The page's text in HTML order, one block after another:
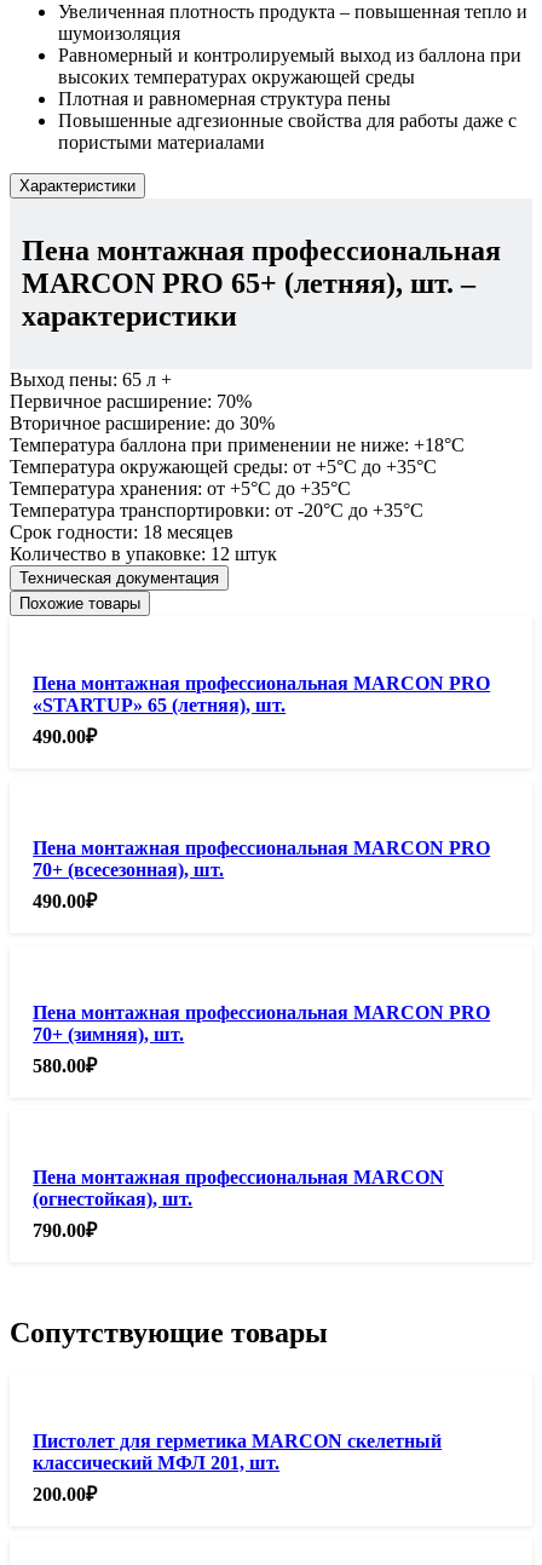
Увеличенная плотность продукта – повышенная тепло и
шумоизоляция
Равномерный и контролируемый выход из баллона при
высоких температурах окружающей среды
Плотная и равномерная структура пены
Повышенные адгезионные свойства для работы даже с
пористыми материалами
Характеристики
Пена монтажная профессиональная
MARCON PRO 65+ (летняя), шт. –
характеристики
Выход пены: 65 л +
Первичное расширение: 70%
Вторичное расширение: до 30%
Температура баллона при применении не ниже: +18°С
Температура окружающей среды: от +5°С до +35°С
Температура хранения: от +5°С до +35°С
Температура транспортировки: от -20°С до +35°С
Срок годности: 18 месяцев
Количество в упаковке: 12 штук
Техническая документация
Похожие товары
Пена монтажная профессиональная MARCON PRO
«STARTUP» 65 (летняя), шт.
490.00₽
Пена монтажная профессиональная MARCON PRO
70+ (всесезонная), шт.
490.00₽
Пена монтажная профессиональная MARCON PRO
70+ (зимняя), шт.
580.00₽
Пена монтажная профессиональная MARCON
(огнестойкая), шт.
790.00₽
Сопутствующие товары
Пистолет для герметика MARCON скелетный
классический МФЛ 201, шт.
200.00₽